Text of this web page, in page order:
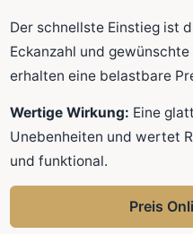
Der schnellste Einstieg ist
Eckanzahl und
erhalten eine belastbare
Wertige Wirkung: Eine
Unebenheiten und wertet
und funktional.
Preis